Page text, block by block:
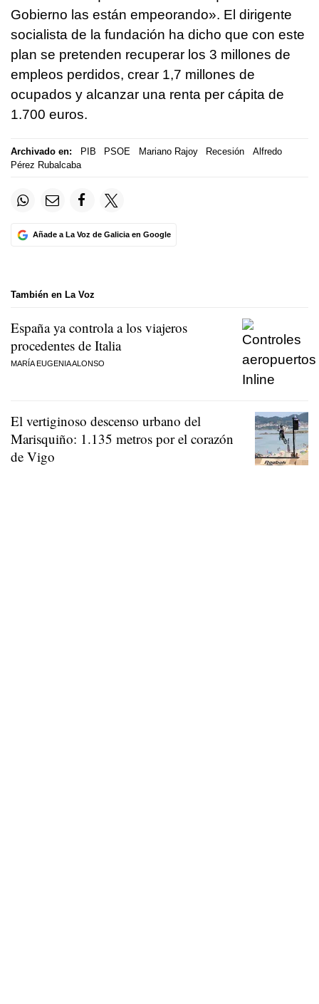
Gobierno las están empeorando». El dirigente
socialista de la fundación ha dicho que con este
plan se pretenden recuperar los 3 millones de
empleos perdidos, crear 1,7 millones de
ocupados y alcanzar una renta per cápita de
1.700 euros.
Archivado en: PIB PSOE Mariano Rajoy Recesión
Alfredo
Pérez Rubalcaba
Añade a La Voz de Galicia en Google
También en La Voz
España ya controla a los viajeros
procedentes de Italia
MARÍA EUGENIA ALONSO
El vertiginoso descenso urbano del
Marisquiño: 1.135 metros por el corazón
de Vigo